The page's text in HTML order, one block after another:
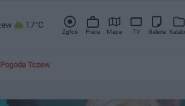
17°C
Zgłoś Praca Mapa TV Galeria
Pogoda Tczew